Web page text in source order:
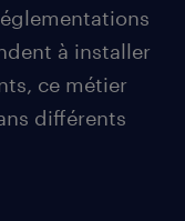
à installer
ce métier
différents